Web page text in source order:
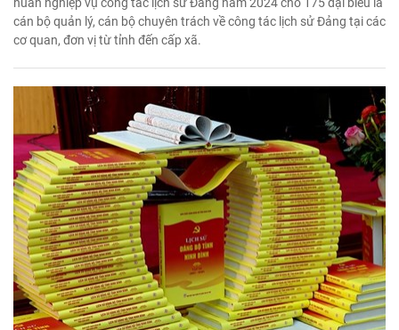
cán bộ quản lý, cán bộ chuyên trách về công tác lịch sử Đảng tại các
cơ quan, đơn vị từ tỉnh đến cấp xã.